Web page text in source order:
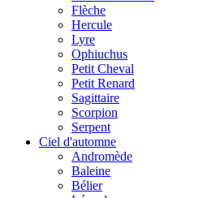
Flèche
Hercule
Lyre
Ophiuchus
Petit Cheval
Petit Renard
Sagittaire
Scorpion
Serpent
Ciel d'automne
Andromède
Baleine
Bélier